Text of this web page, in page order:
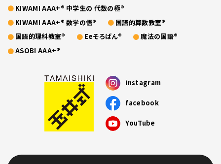
KIWAMI AAA+® 中学生の 代数の極®
KIWAMI AAA+® 数学の悟®
国語的算数教室®
国語的理科教室®
Eeそろばん®
魔法の国語®
ASOBI AAA+®
instagram
facebook
YouTube